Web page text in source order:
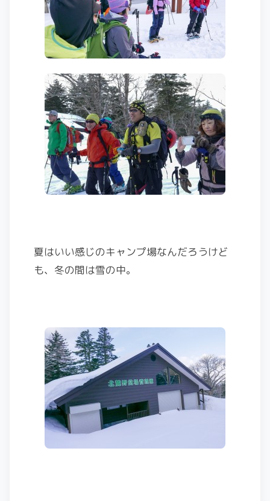
夏はいい感じのキャンプ場なんだろうけど
も、冬の間は雪の中。